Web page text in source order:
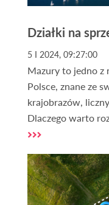
Działki na
5 I 2024, 09:27:00
Mazury to jedno z
Polsce, znane ze
krajobrazów,
Dlaczego warto
Mazurach? To
tylko bliskość
inwestycyjne.
inwestycja w